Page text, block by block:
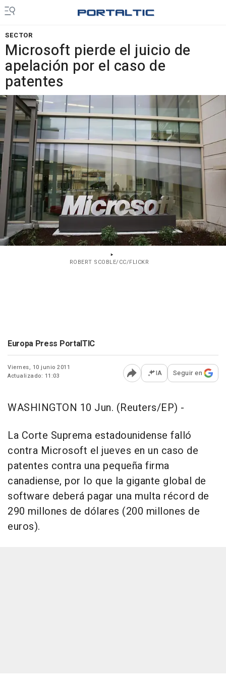
SECTOR
Microsoft pierde el juicio de
apelación por el caso de
patentes
ROBERT SCOBLE/CC/FLICKR
Europa Press PortalTIC
Viernes, 10 junio 2011
Actualizado: 11:03
Abrir opciones para
IA Seguir en
WASHINGTON 10 Jun. (Reuters/EP) -
La Corte Suprema estadounidense falló
contra Microsoft el jueves en un caso de
patentes contra una pequeña firma
canadiense, por lo que la gigante global de
software deberá pagar una multa récord de
290 millones de dólares (200 millones de
euros).